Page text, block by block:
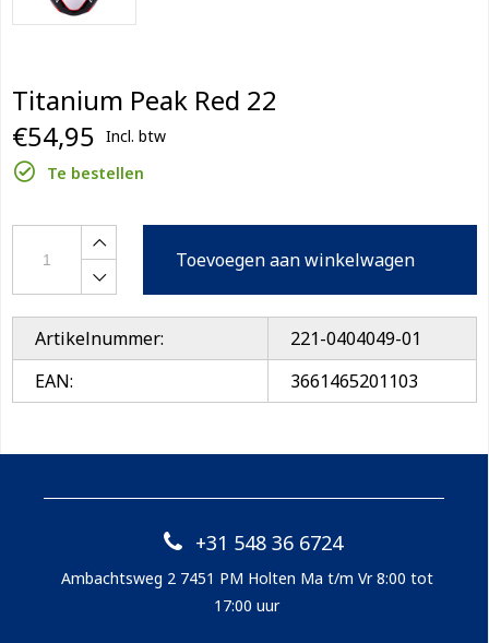
Titanium Peak Red 22
€54,95 Incl. btw
Te bestellen
Toevoegen aan winkelwagen
Artikelnummer:
221-0404049-01
EAN:
3661465201103
+31 548 36 6724
Ambachtsweg 2 7451 PM Holten Ma t/m Vr 8:00 tot
17:00 uur